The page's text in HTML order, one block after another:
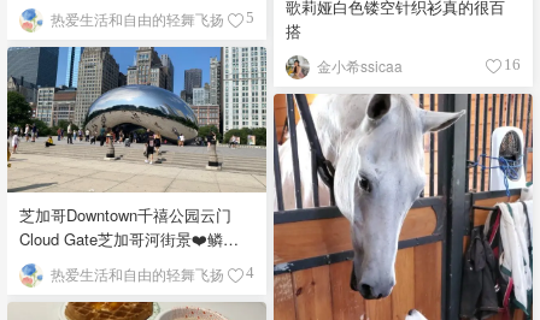
歌莉娅白色镂空针织衫真的很百
搭
金小希ssicaa 16
热爱生活和自由的轻舞飞扬 5
芝加哥Downtown千禧公园云门
Cloud Gate芝加哥河街景❤️鳞次
栉比的高楼
热爱生活和自由的轻舞飞扬 4